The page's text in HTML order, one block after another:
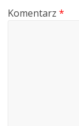
Komentarz*